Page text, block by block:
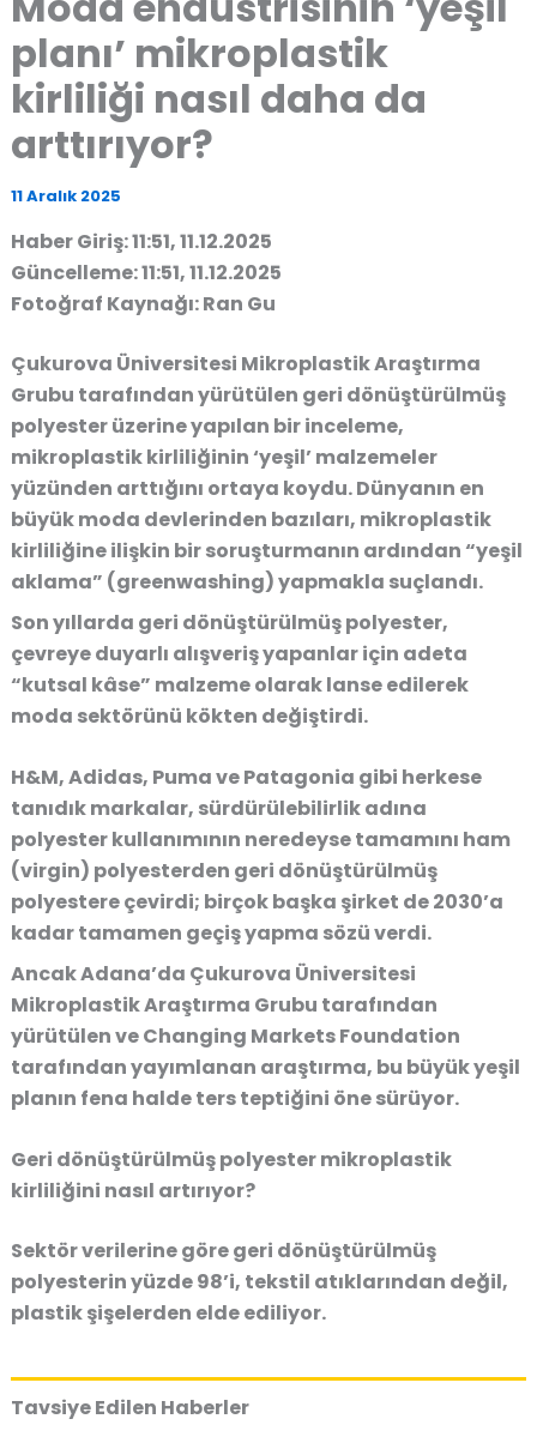
planı’ mikroplastik
kirliliği nasıl daha da
arttırıyor?
11 Aralık 2025
Haber Giriş: 11:51, 11.12.2025
Güncelleme: 11:51, 11.12.2025
Fotoğraf Kaynağı: Ran Gu
Çukurova Üniversitesi Mikroplastik Araştırma
Grubu tarafından yürütülen geri dönüştürülmüş
polyester üzerine yapılan bir inceleme,
mikroplastik kirliliğinin ‘yeşil’ malzemeler
yüzünden arttığını ortaya koydu. Dünyanın en
büyük moda devlerinden bazıları, mikroplastik
kirliliğine ilişkin bir soruşturmanın ardından “yeşil
aklama” (greenwashing) yapmakla suçlandı.
Son yıllarda geri dönüştürülmüş polyester,
çevreye duyarlı alışveriş yapanlar için adeta
“kutsal kâse” malzeme olarak lanse edilerek
moda sektörünü kökten değiştirdi.
H&M, Adidas, Puma ve Patagonia gibi herkese
tanıdık markalar, sürdürülebilirlik adına
polyester kullanımının neredeyse tamamını ham
(virgin) polyesterden geri dönüştürülmüş
polyestere çevirdi; birçok başka şirket de 2030’a
kadar tamamen geçiş yapma sözü verdi.
Ancak Adana’da Çukurova Üniversitesi
Mikroplastik Araştırma Grubu tarafından
yürütülen ve Changing Markets Foundation
tarafından yayımlanan araştırma, bu büyük yeşil
planın fena halde ters teptiğini öne sürüyor.
Geri dönüştürülmüş polyester mikroplastik
kirliliğini nasıl artırıyor?
Sektör verilerine göre geri dönüştürülmüş
polyesterin yüzde 98’i, tekstil atıklarından değil,
plastik şişelerden elde ediliyor.
Tavsiye Edilen Haberler